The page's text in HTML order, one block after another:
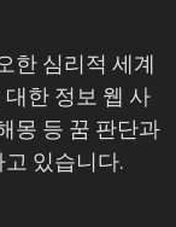
한 심리적 세계
한 정보 웹 사
몽 등 꿈 판단과
있습니다.